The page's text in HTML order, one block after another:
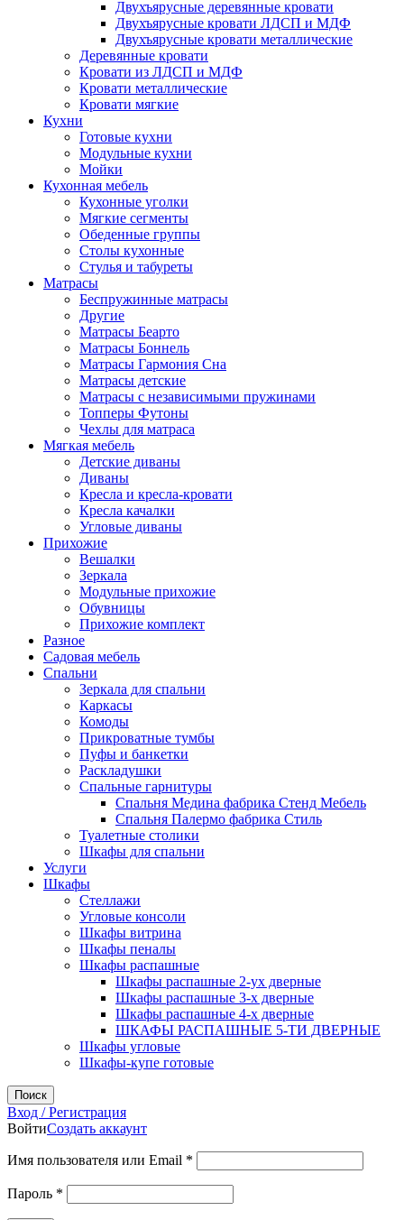
Двухъярусные деревянные кровати
Двухъярусные кровати ЛДСП и МДФ
Двухъярусные кровати металлические
Деревянные кровати
Кровати из ЛДСП и МДФ
Кровати металлические
Кровати мягкие
Кухни
Готовые кухни
Модульные кухни
Мойки
Кухонная мебель
Кухонные уголки
Мягкие сегменты
Обеденные группы
Столы кухонные
Стулья и табуреты
Матрасы
Беспружинные матрасы
Другие
Матрасы Беарто
Матрасы Боннель
Матрасы Гармония Сна
Матрасы детские
Матрасы с независимыми пружинами
Топперы Футоны
Чехлы для матраса
Мягкая мебель
Детские диваны
Диваны
Кресла и кресла-кровати
Кресла качалки
Угловые диваны
Прихожие
Вешалки
Зеркала
Модульные прихожие
Обувницы
Прихожие комплект
Разное
Садовая мебель
Спальни
Зеркала для спальни
Каркасы
Комоды
Прикроватные тумбы
Пуфы и банкетки
Раскладушки
Спальные гарнитуры
Спальня Медина фабрика Стенд Мебель
Спальня Палермо фабрика Стиль
Туалетные столики
Шкафы для спальни
Услуги
Шкафы
Стеллажи
Угловые консоли
Шкафы витрина
Шкафы пеналы
Шкафы распашные
Шкафы распашные 2-ух дверные
Шкафы распашные 3-х дверные
Шкафы распашные 4-х дверные
ШКАФЫ РАСПАШНЫЕ 5-ТИ ДВЕРНЫЕ
Шкафы угловые
Шкафы-купе готовые
Поиск
Вход / Регистрация
ВойтиСоздать аккаунт
Имя пользователя или Email *
Пароль *